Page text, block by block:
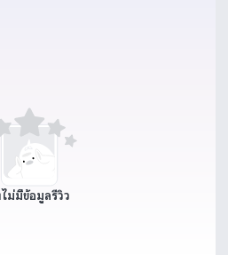
ม่มีข้อมูลรีวิว